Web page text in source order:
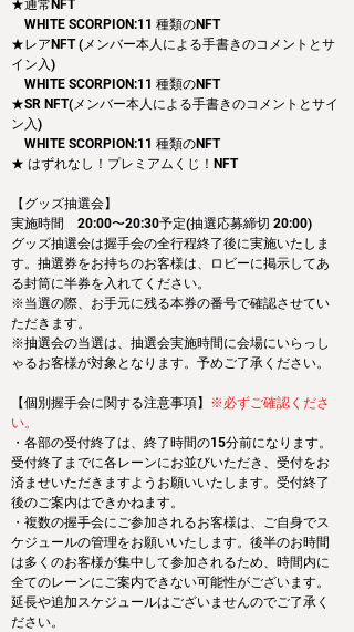
★通常NFT
WHITE SCORPION:11 種類のNFT
★レアNFT (メンバー本人による手書きのコメントとサ
イン入)
WHITE SCORPION:11 種類のNFT
★SR NFT(メンバー本人による手書きのコメントとサイ
ン入)
WHITE SCORPION:11 種類のNFT
★ はずれなし！プレミアムくじ！NFT
【グッズ抽選会】
実施時間　20:00〜20:30予定(抽選応募締切 20:00)
グッズ抽選会は握手会の全行程終了後に実施いたしま
す。抽選券をお持ちのお客様は、ロビーに掲示してあ
る封筒に半券を入れてください。
※当選の際、お手元に残る本券の番号で確認させてい
ただきます。
※抽選会の当選は、抽選会実施時間に会場にいらっし
ゃるお客様が対象となります。予めご了承ください。
【個別握手会に関する注意事項】 ※必ずご確認くださ
い。
・各部の受付終了は、終了時間の15分前になります。
受付終了までに各レーンにお並びいただき、受付をお
済ませいただきますようお願いいたします。受付終了
後のご案内はできかねます。
・複数の握手会にご参加されるお客様は、ご自身でス
ケジュールの管理をお願いいたします。後半のお時間
は多くのお客様が集中して参加されるため、時間内に
全てのレーンにご案内できない可能性がございます。
延長や追加スケジュールはございませんのでご了承く
ださい。